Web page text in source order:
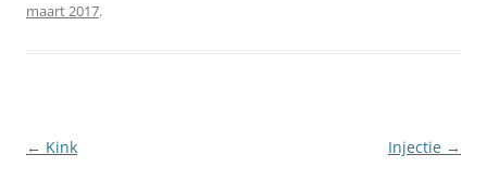
maart 2017.
Berichtnavigatie
← Kink Injectie →